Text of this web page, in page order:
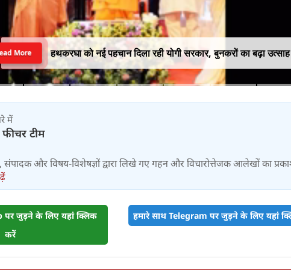
हथकरघा को नई पहचान दिला रही योगी सरकार, बुनकरों का बढ़ा उत्साह
More
में
टीम
और विषय-विशेषज्ञों द्वारा लिखे गए गहन और विचारोत्तेजक आलेखों का
पर जुड़ने के लिए यहां क्लिक
करें
हमारे साथ Telegram पर जुड़ने के लिए यहां